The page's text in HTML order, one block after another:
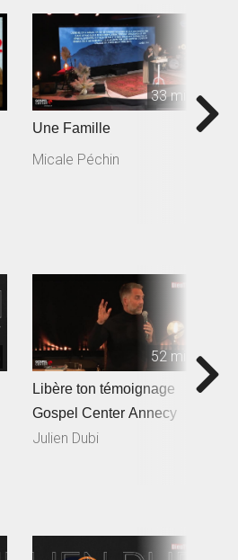
33 min
Une Famille
Micale Péchin
52 min
Libère ton témoignage
Gospel Center Annecy
Julien Dubi